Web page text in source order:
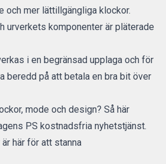
och mer lättillgängliga klockor.
urverkets komponenter är pläterade
i en begränsad upplaga och för
beredd på att betala en bra bit över
mode och design? Så här
PS kostnadsfria nyhetstjänst.
här för att stanna